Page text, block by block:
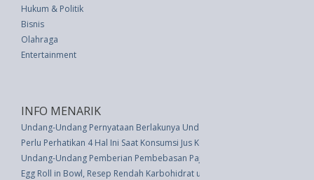
Hukum & Politik
Bisnis
Olahraga
Entertainment
INFO MENARIK
Undang-Undang Pernyataan Berlakunya Undang-undang Kecelakaan
Perlu Perhatikan 4 Hal Ini Saat Konsumsi Jus Kemasan
Undang-Undang Pemberian Pembebasan Pajak Perseroan/pajak
Egg Roll in Bowl, Resep Rendah Karbohidrat untuk Menu Makan Malam